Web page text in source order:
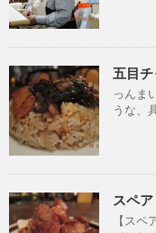
五目
っんま
うな、
スペ
【スペ